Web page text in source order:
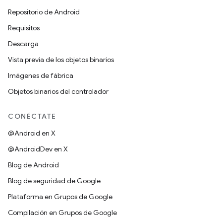
Repositorio de Android
Requisitos
Descarga
Vista previa de los objetos binarios
Imágenes de fábrica
Objetos binarios del controlador
CONÉCTATE
@Android en X
@AndroidDev en X
Blog de Android
Blog de seguridad de Google
Plataforma en Grupos de Google
Compilación en Grupos de Google